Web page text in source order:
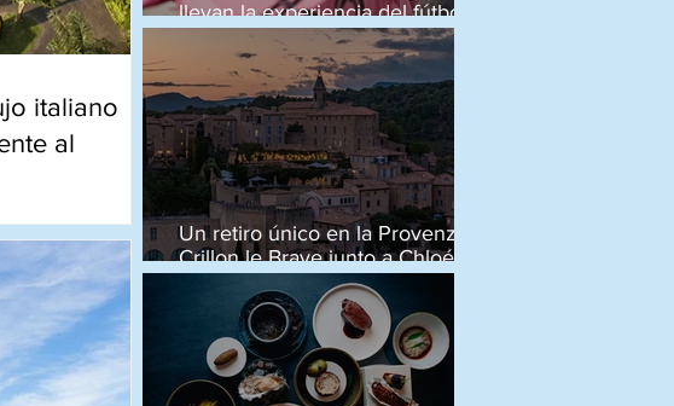
italiano
al
un servicio
en una
de Bali.
llevan la experiencia del fútbol a
otro nivel
Un retiro único en la Provenza:
Crillon le Brave junto a Chloé